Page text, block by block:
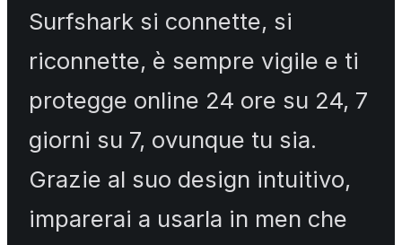
Surfshark si connette, si
riconnette, è sempre vigile e ti
protegge online 24 ore su 24, 7
giorni su 7, ovunque tu sia.
Grazie al suo design intuitivo,
imparerai a usarla in men che